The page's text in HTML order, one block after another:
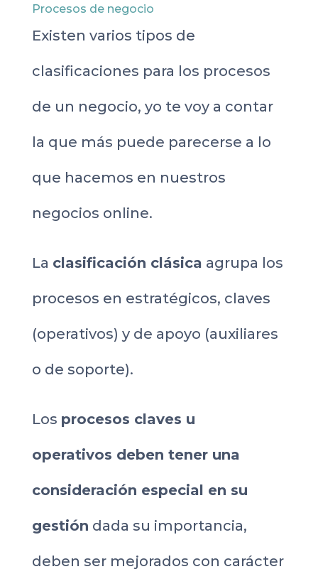
Procesos de negocio
Existen varios tipos de
clasificaciones para los procesos
de un negocio, yo te voy a contar
la que más puede parecerse a lo
que hacemos en nuestros
negocios online.
La clasificación clásica agrupa los
procesos en estratégicos, claves
(operativos) y de apoyo (auxiliares
o de soporte).
Los procesos claves u
operativos deben tener una
consideración especial en su
gestión dada su importancia,
deben ser mejorados con carácter